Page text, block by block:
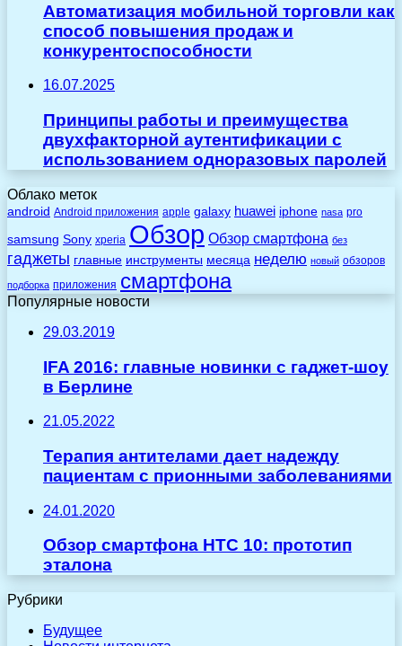
Автоматизация мобильной торговли как
способ повышения продаж и
конкурентоспособности
16.07.2025
Принципы работы и преимущества
двухфакторной аутентификации с
использованием одноразовых паролей
Облако меток
android Android приложения apple galaxy huawei iphone nasa pro
samsung Sony xperia Обзор Обзор смартфона без
гаджеты главные инструменты месяца неделю новый обзоров
подборка приложения смартфона
Популярные новости
29.03.2019
IFA 2016: главные новинки с гаджет-шоу
в Берлине
21.05.2022
Терапия антителами дает надежду
пациентам с прионными заболеваниями
24.01.2020
Обзор смартфона HTC 10: прототип
эталона
Рубрики
Будущее